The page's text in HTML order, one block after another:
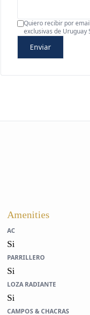
Quiero recibir por
exclusivas de Uruguay
Enviar
Amenities
AC
Si
PARRILLERO
Si
LOZA RADIANTE
Si
CAMPOS & CHACRAS